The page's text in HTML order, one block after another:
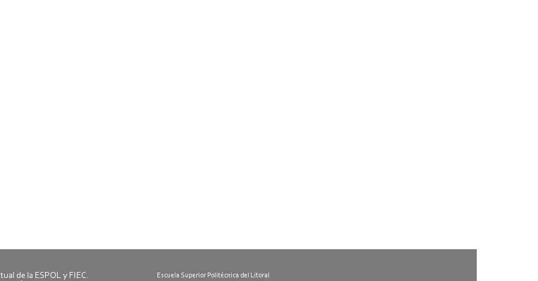
de la ESPOL y FIEC.
Escuela Superior Politécnica del Litoral